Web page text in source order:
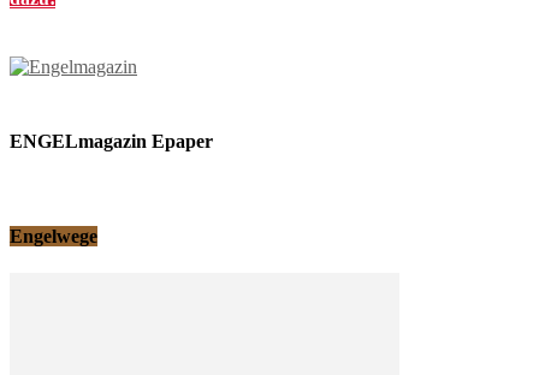
ENGELmagazin Epaper
Engelwege